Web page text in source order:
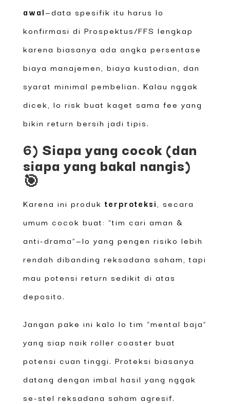
awal—data spesifik itu harus lo
konfirmasi di Prospektus/FFS lengkap
karena biasanya ada angka persentase
biaya manajemen, biaya kustodian, dan
syarat minimal pembelian. Kalau nggak
dicek, lo risk buat kaget sama fee yang
bikin return bersih jadi tipis.
6) Siapa yang cocok (dan
siapa yang bakal nangis)
🎯
Karena ini produkterproteksi , secara
umum cocok buat: “tim cari aman &
anti-drama”—lo yang pengen risiko lebih
rendah dibanding reksadana saham, tapi
mau potensi return sedikit di atas
deposito.
Jangan pake ini kalo lo tim “mental baja”
yang siap naik roller coaster buat
potensi cuan tinggi. Proteksi biasanya
datang dengan imbal hasil yang nggak
se-stel reksadana saham agresif.